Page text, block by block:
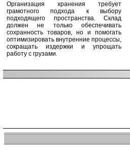
Организация хранения требует
грамотного подхода к выбору
подходящего пространства. Склад
должен не только обеспечивать
сохранность товаров, но и помогать
оптимизировать внутренние процессы,
сокращать издержки и упрощать
работу с грузами.